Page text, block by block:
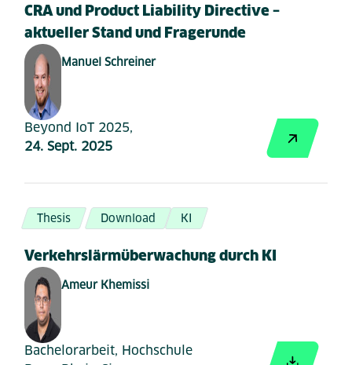
CRA und Product Liability Directive –
aktueller Stand und Fragerunde
Manuel Schreiner
Beyond IoT 2025,
24. Sept. 2025
Thesis Download KI
Verkehrslärmüberwachung durch KI
Ameur Khemissi
Bachelorarbeit, Hochschule